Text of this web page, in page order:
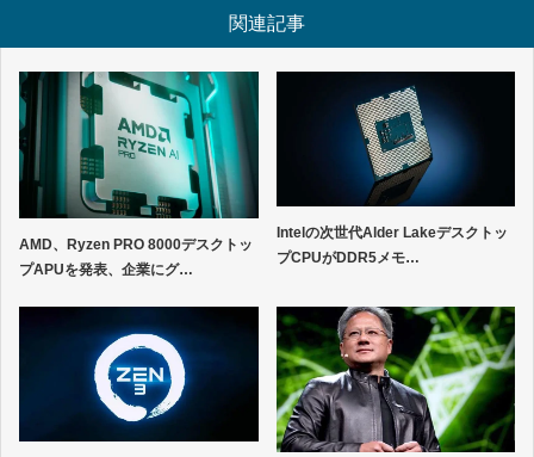
関連記事
AMD、Ryzen PRO 8000デスクトッ
プAPUを発表、企業にグ…
Intelの次世代Alder Lakeデスクトッ
プCPUがDDR5メモ…